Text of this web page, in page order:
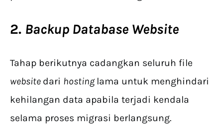
2. Backup Database Website
Tahap berikutnya cadangkan seluruh file
website dari hosting lama untuk menghindari
kehilangan data apabila terjadi kendala
selama proses migrasi berlangsung.